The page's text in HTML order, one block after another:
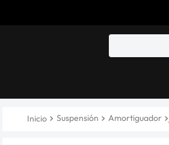
Suspensión Amortiguador